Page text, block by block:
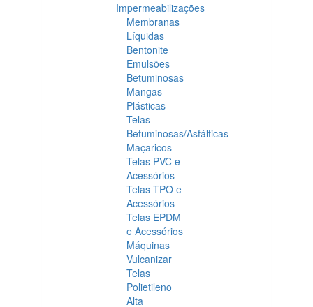
Impermeabilizações
Membranas
Líquidas
Bentonite
Emulsões
Betuminosas
Mangas
Plásticas
Telas
Betuminosas/Asfálticas
Maçaricos
Telas PVC e
Acessórios
Telas TPO e
Acessórios
Telas EPDM
e Acessórios
Máquinas
Vulcanizar
Telas
Polietileno
Alta